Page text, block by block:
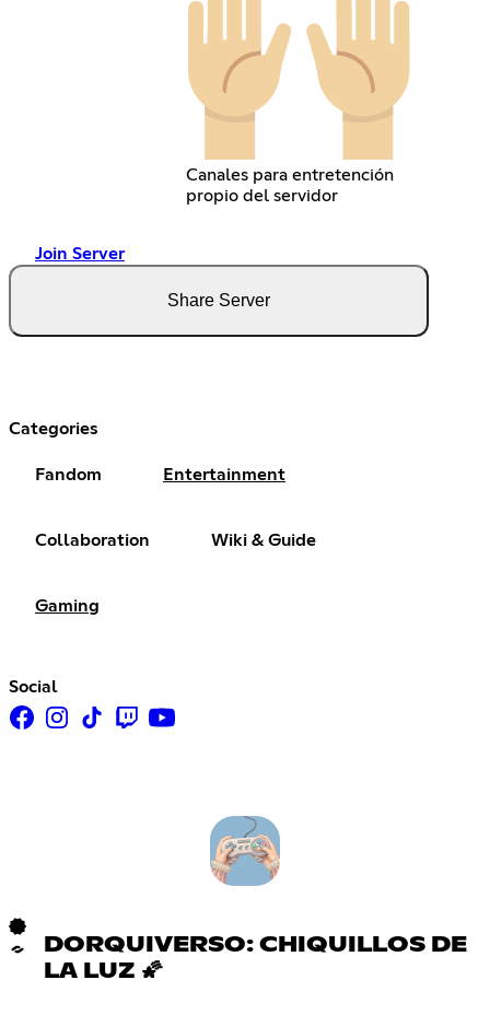
Canales para entretención
propio del servidor
Join Server
Share Server
Categories
Fandom Entertainment
Collaboration Wiki & Guide
Gaming
Social
DORQUIVERSO: CHIQUILLOS DE
LA LUZ 🌠